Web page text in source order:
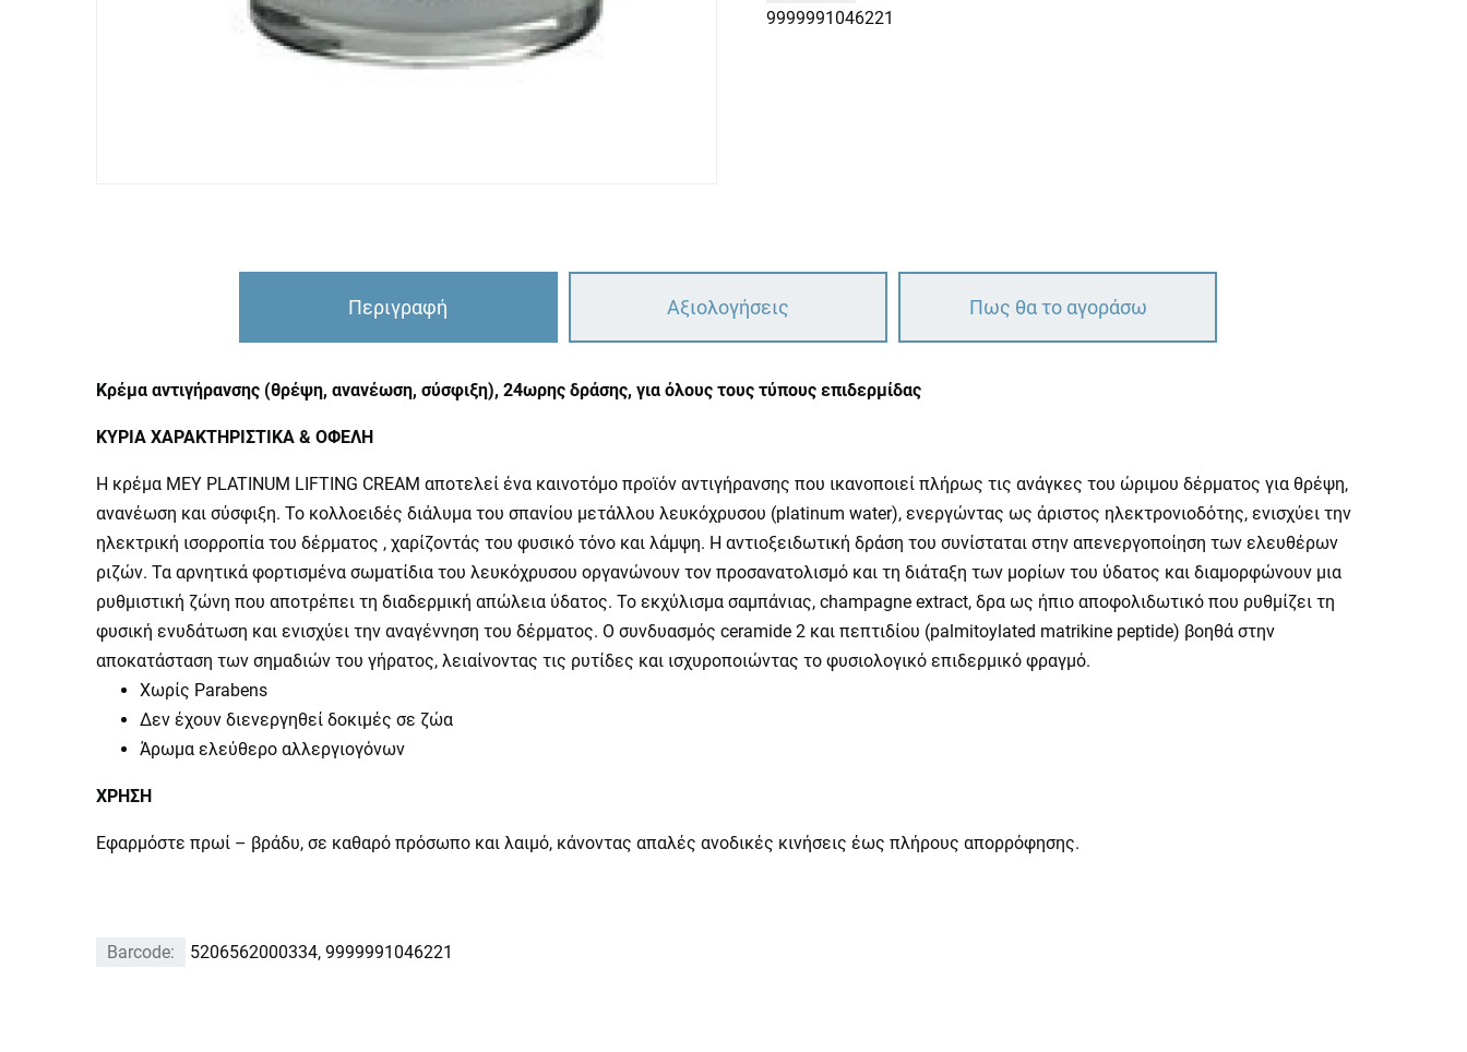
9999991046221
Περιγραφή Αξιολογήσεις Πως θα το αγοράσω
Κρέμα αντιγήρανσης (θρέψη, ανανέωση, σύσφιξη), 24ωρης δράσης, για όλους τους τύπους επιδερμίδας
ΚΥΡΙΑ ΧΑΡΑΚΤΗΡΙΣΤΙΚΑ & ΟΦΕΛΗ
Η κρέμα MEY PLATINUM LIFTING CREAM αποτελεί ένα καινοτόμο προϊόν αντιγήρανσης που ικανοποιεί πλήρως τις ανάγκες του ώριμου δέρματος για θρέψη,
ανανέωση και σύσφιξη. Το κολλοειδές διάλυμα του σπανίου μετάλλου λευκόχρυσου (platinum water), ενεργώντας ως άριστος ηλεκτρονιοδότης, ενισχύει την
ηλεκτρική ισορροπία του δέρματος , χαρίζοντάς του φυσικό τόνο και λάμψη. H αντιοξειδωτική δράση του συνίσταται στην απενεργοποίηση των ελευθέρων
ριζών. Τα αρνητικά φορτισμένα σωματίδια του λευκόχρυσου οργανώνουν τον προσανατολισμό και τη διάταξη των μορίων του ύδατος και διαμορφώνουν μια
ρυθμιστική ζώνη που αποτρέπει τη διαδερμική απώλεια ύδατος. Το εκχύλισμα σαμπάνιας, champagne extract, δρα ως ήπιο αποφολιδωτικό που ρυθμίζει τη
φυσική ενυδάτωση και ενισχύει την αναγέννηση του δέρματος. Ο συνδυασμός ceramide 2 και πεπτιδίου (palmitoylated matrikine peptide) βοηθά στην
αποκατάσταση των σημαδιών του γήρατος, λειαίνοντας τις ρυτίδες και ισχυροποιώντας το φυσιολογικό επιδερμικό φραγμό.
Χωρίς Parabens
Δεν έχουν διενεργηθεί δοκιμές σε ζώα
Άρωμα ελεύθερο αλλεργιογόνων
ΧΡΗΣΗ
Εφαρμόστε πρωί – βράδυ, σε καθαρό πρόσωπο και λαιμό, κάνοντας απαλές ανοδικές κινήσεις έως πλήρους απορρόφησης.
Barcode: 5206562000334, 9999991046221